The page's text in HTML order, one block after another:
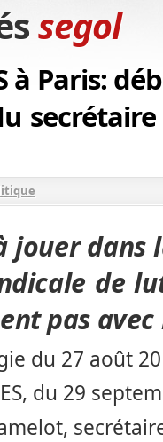
segol
à Paris:
secrétaire
jouer dans
de
pas avec
du 27 août
du 29